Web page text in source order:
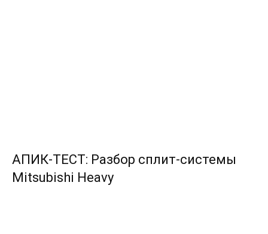
АПИК-ТЕСТ: Разбор сплит-системы
Mitsubishi Heavy